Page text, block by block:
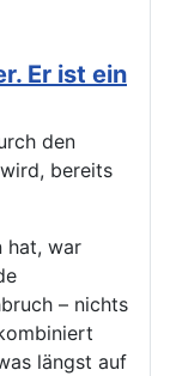
Er ist ein
den
bereits
hat, war
– nichts
längst auf